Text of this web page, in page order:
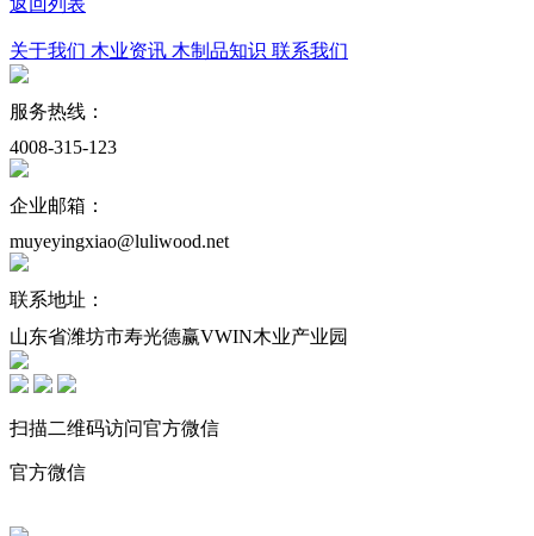
返回列表
关于我们 木业资讯 木制品知识 联系我们
服务热线：
4008-315-123
企业邮箱：
muyeyingxiao@luliwood.net
联系地址：
山东省潍坊市寿光德赢VWIN木业产业园
扫描二维码访问官方微信
官方微信